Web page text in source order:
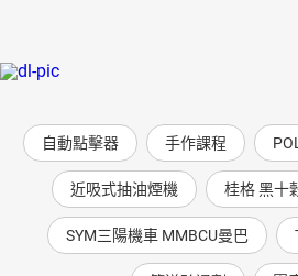
自動點擊器 手作課程
近吸式抽油煙機 桂格 黑十
SYM三陽機車 MMBCU曼巴